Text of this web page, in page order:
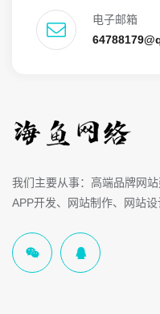
电子邮箱
我们主要从事：高端品牌网
APP开发、网站制作、网站